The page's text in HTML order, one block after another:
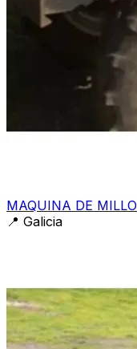
MAQUINA DE MILLO
📍 Galicia